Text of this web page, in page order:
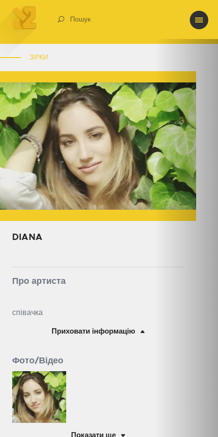
Пошук
ЗІРКИ
DIANA
Про артиста
співачка
Приховати інформацію
Фото/Відео
Показати ще